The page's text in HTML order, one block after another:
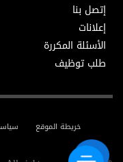
إتصل بنا
إعلانات
الأسئلة المكررة
طلب توظيف
خريطة الموقع